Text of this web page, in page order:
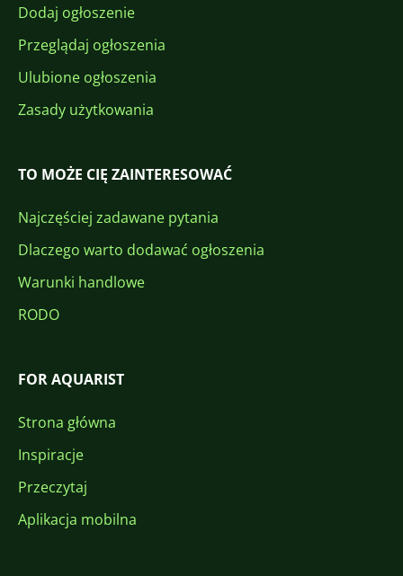
Dodaj ogłoszenie
Przeglądaj ogłoszenia
Ulubione ogłoszenia
Zasady użytkowania
TO MOŻE CIĘ ZAINTERESOWAĆ
Najczęściej zadawane pytania
Dlaczego warto dodawać ogłoszenia
Warunki handlowe
RODO
FOR AQUARIST
Strona główna
Inspiracje
Przeczytaj
Aplikacja mobilna